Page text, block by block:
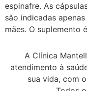
espinafre. As
são indicadas
mães. O suplemento
A Clínica
atendimento à
sua vida, com